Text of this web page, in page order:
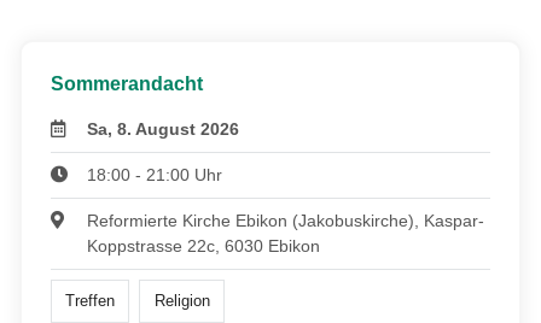
Sommerandacht
Sa, 8. August 2026
18:00 - 21:00 Uhr
Reformierte Kirche Ebikon (Jakobuskirche), Kaspar-
Koppstrasse 22c, 6030 Ebikon
Treffen Religion